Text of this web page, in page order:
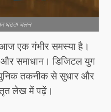
घटता चलन
एक गंभीर समस्या है।
समाधान। डिजिटल युग
तकनीक से सुधार और
लेख में पढ़ें।